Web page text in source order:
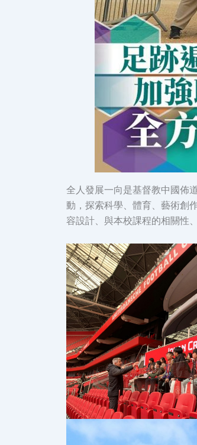
全人發展一向是基督教中國佈
動，探索科學、體育、藝術創
容設計、與本校課程的相關性